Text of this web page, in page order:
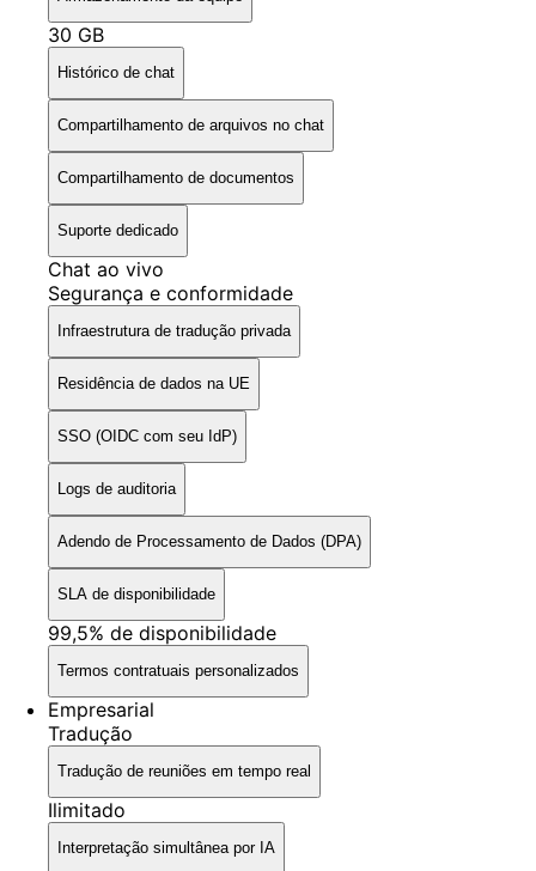
30 GB
Histórico de chat
Compartilhamento de arquivos no chat
Compartilhamento de documentos
Suporte dedicado
Chat ao vivo
Segurança e conformidade
Infraestrutura de tradução privada
Residência de dados na UE
SSO (OIDC com seu IdP)
Logs de auditoria
Adendo de Processamento de Dados (DPA)
SLA de disponibilidade
99,5% de disponibilidade
Termos contratuais personalizados
Empresarial
Tradução
Tradução de reuniões em tempo real
Ilimitado
Interpretação simultânea por IA